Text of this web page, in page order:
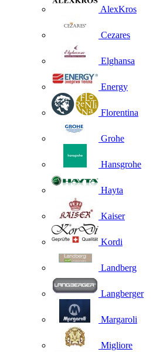
AlexKros
Cezares
Elghansa
Energy
Florentina
Grohe
Hansgrohe
Hayta
Kaiser
Kordi
Landberg
Langberger
Margaroli
Migliore